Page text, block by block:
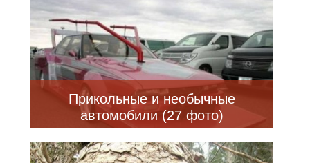
Прикольные и необычные
автомобили (27 фото)